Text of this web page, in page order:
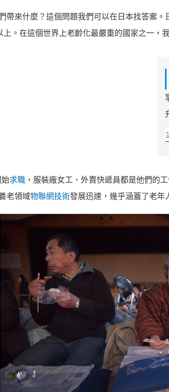
帶來什麼？這個問題我們可以在日本找答案
上。在這個世界上老齡化最嚴重的國家之一，
始求職 ，服裝廠女工、外賣快遞員都是他們的
老領域物聯網技術發展迅速，幾乎涵蓋了老年